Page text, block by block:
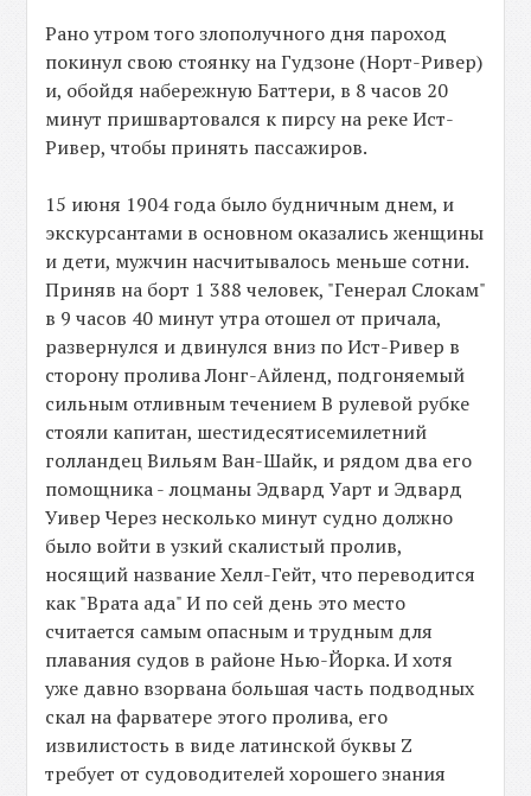
Рано утром того злополучного дня пароход
покинул свою стоянку на Гудзоне (Норт-Ривер)
и, обойдя набережную Баттери, в 8 часов 20
минут пришвартовался к пирсу на реке Ист-
Ривер, чтобы принять пассажиров.
15 июня 1904 года было будничным днем, и
экскурсантами в основном оказались женщины
и дети, мужчин насчитывалось меньше сотни.
Приняв на борт 1 388 человек, "Генерал Слокам"
в 9 часов 40 минут утра отошел от причала,
развернулся и двинулся вниз по Ист-Ривер в
сторону пролива Лонг-Айленд, подгоняемый
сильным отливным течением В рулевой рубке
стояли капитан, шестидесятисемилетний
голландец Вильям Ван-Шайк, и рядом два его
помощника - лоцманы Эдвард Уарт и Эдвард
Уивер Через несколько минут судно должно
было войти в узкий скалистый пролив,
носящий название Хелл-Гейт, что переводится
как "Врата ада" И по сей день это место
считается самым опасным и трудным для
плавания судов в районе Нью-Йорка. И хотя
уже давно взорвана большая часть подводных
скал на фарватере этого пролива, его
извилистость в виде латинской буквы Z
требует от судоводителей хорошего знания